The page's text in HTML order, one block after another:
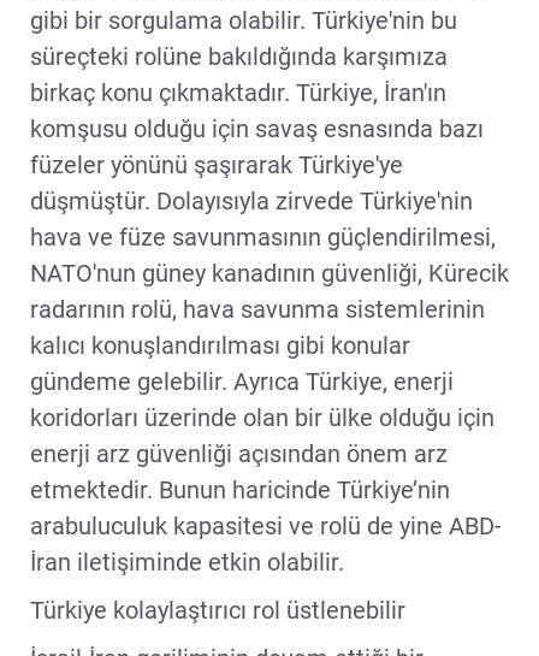
gibi bir sorgulama olabilir. Türkiye'nin bu
süreçteki rolüne bakıldığında karşımıza
birkaç konu çıkmaktadır. Türkiye, İran'ın
komşusu olduğu için savaş esnasında bazı
füzeler yönünü şaşırarak Türkiye'ye
düşmüştür. Dolayısıyla zirvede Türkiye'nin
hava ve füze savunmasının güçlendirilmesi,
NATO'nun güney kanadının güvenliği, Kürecik
radarının rolü, hava savunma sistemlerinin
kalıcı konuşlandırılması gibi konular
gündeme gelebilir. Ayrıca Türkiye, enerji
koridorları üzerinde olan bir ülke olduğu için
enerji arz güvenliği açısından önem arz
etmektedir. Bunun haricinde Türkiye’nin
arabuluculuk kapasitesi ve rolü de yine ABD-
İran iletişiminde etkin olabilir.
Türkiye kolaylaştırıcı rol üstlenebilir